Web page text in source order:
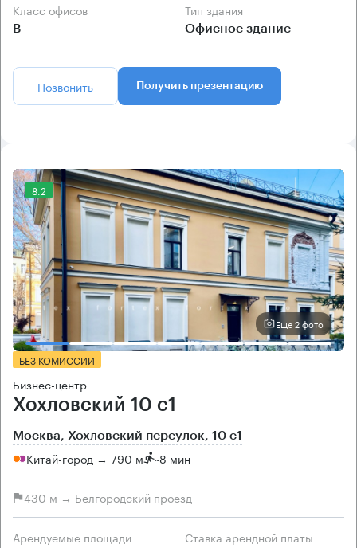
Класс офисов
B
Тип здания
Офисное здание
Позвонить Получить презентацию
8.2
Еще 2 фото
БЕЗ КОМИССИИ
Бизнес-центр
Хохловский 10 с1
Москва, Хохловский переулок, 10 с1
Китай-город → 790 м ~8 мин
430 м → Белгородский проезд
Арендуемые площади Ставка арендной платы